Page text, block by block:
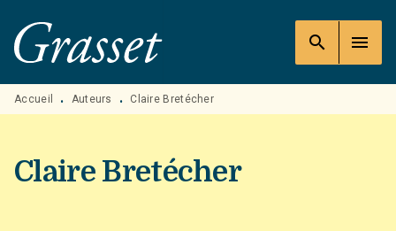
MENU RECHERCHE
PIED DE PAGE
search menu
Accueil • Auteurs • Claire Bretécher
Claire Bretécher